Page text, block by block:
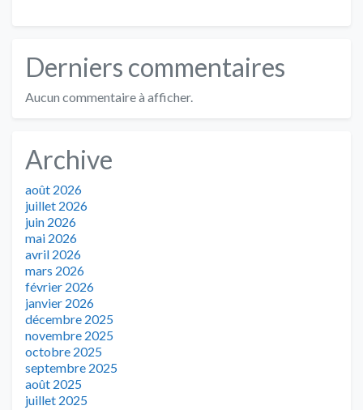
Derniers commentaires
Aucun commentaire à afficher.
Archive
août 2026
juillet 2026
juin 2026
mai 2026
avril 2026
mars 2026
février 2026
janvier 2026
décembre 2025
novembre 2025
octobre 2025
septembre 2025
août 2025
juillet 2025